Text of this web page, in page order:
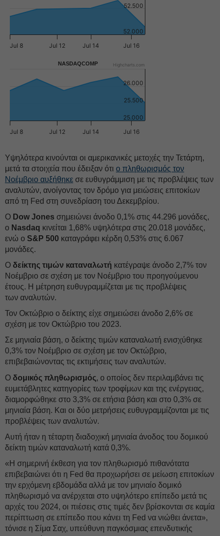
Jul 8 Jul 12 Jul 14 Jul 16
52.000
52.500
NASDAQCOMP
Jul 8 Jul 12 Jul 14 Jul 16
25.000
25.500
26.000
Highcharts.com
Υψηλότερα κινούνται οι αμερικανικές μετοχές την Τετάρτη,
μετά τα στοιχεία που έδειξαν ότι ο πληθωρισμός τον
Νοέμβριο αυξήθηκε σε ευθυγράμμιση με τις προβλέψεις των
αναλυτών, ανοίγοντας τον δρόμο για μειώσεις επιτοκίων
από τη Fed στη συνεδρίαση του Δεκεμβρίου.
Ο Dow Jones σημειώνει άνοδο 0,1% στις 44.296 μονάδες,
ο Nasdaq κινείται 1,68% υψηλότερα στις 20.018 μονάδες,
ενώ ο S&P 500 καταγράφει κέρδη 0,53% στις 6.067
μονάδες.
Ο δείκτης τιμών καταναλωτή κατέγραψε άνοδο 2,7% τον
Νοέμβριο σε σχέση με τον Νοέμβριο του προηγούμενου
έτους. Η μέτρηση ευθυγραμμίζεται με τις προβλέψεις
των αναλυτών.
Τον Οκτώβριο ο δείκτης είχε σημειώσει άνοδο 2,6% σε
σχέση με τον Οκτώβριο του 2023.
Σε μηνιαία βάση, ο δείκτης τιμών καταναλωτή ενισχύθηκε
0,3% τον Νοέμβριο σε σχέση με τον Οκτώβριο,
επιβεβαιώνοντας τις εκτιμήσεις των αναλυτών.
Ο δομικός πληθωρισμός, ο οποίος δεν περιλαμβάνει τις
ευμετάβλητες κατηγορίες των τροφίμων και της ενέργειας,
διαμορφώθηκε στο 3,3% σε ετήσια βάση και στο 0,3% σε
μηνιαία βάση. Και οι δύο μετρήσεις ευθυγραμμίζονται με τις
προβλέψεις των αναλυτών.
Αυτή ήταν η τέταρτη διαδοχική μηνιαία άνοδος του δομικού
δείκτη τιμών καταναλωτή κατά 0,3%.
«Η σημερινή έκθεση για τον πληθωρισμό πιθανότατα
επιβεβαιώνει ότι η Fed θα προχωρήσει σε μείωση επιτοκίων
την ερχόμενη εβδομάδα αλλά με τον μηνιαίο δομικό
πληθωρισμό να ανέρχεται στο υψηλότερο επίπεδο μετά τις
αρχές του 2024, οι πιέσεις στις τιμές δεν βρίσκονται σε καμία
περίπτωση σε επίπεδο που κάνει τη Fed να νιώθει άνετα»,
τόνισε η Σίμα Σαχ, υπεύθυνη παγκόσμιας επενδυτικής